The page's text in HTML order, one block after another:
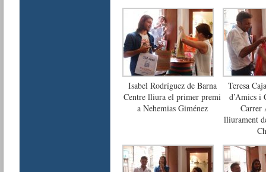
Isabel Rodríguez de Barna
Centre lliura el primer premi
a Nehemias Giménez
Teresa
d’Amics i
Carrer
lliurament